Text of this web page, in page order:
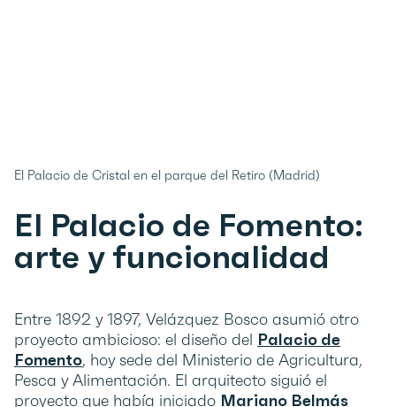
El Palacio de Cristal en el parque del Retiro (Madrid)
El Palacio de Fomento:
arte y funcionalidad
Entre 1892 y 1897, Velázquez Bosco asumió otro
proyecto ambicioso: el diseño del Palacio de
Fomento, hoy sede del Ministerio de Agricultura,
Pesca y Alimentación. El arquitecto siguió el
proyecto que había iniciado Mariano Belmás